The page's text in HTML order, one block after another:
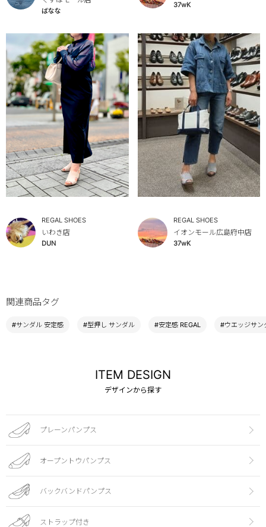
ばなな
37wK
REGAL SHOES
いわき店
DUN
REGAL SHOES
イオンモール広島府中店
37wK
関連商品タグ
#サンダル 安定感 #型押し サンダル #安定感 REGAL #ウエッジサン
ITEM DESIGN
デザインから探す
プレーンパンプス
オープントウパンプス
バックバンドパンプス
ストラップ付き